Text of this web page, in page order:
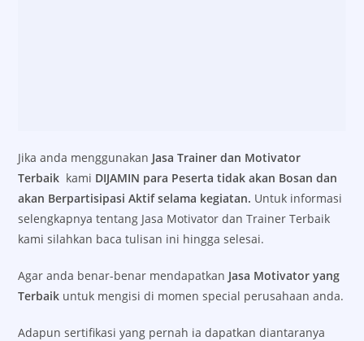
Jika anda menggunakan Jasa Trainer dan Motivator
Terbaik kami DIJAMIN para Peserta tidak akan Bosan dan
akan Berpartisipasi Aktif selama kegiatan. Untuk informasi
selengkapnya tentang Jasa Motivator dan Trainer Terbaik
kami silahkan baca tulisan ini hingga selesai.
Agar anda benar-benar mendapatkan Jasa Motivator yang
Terbaik untuk mengisi di momen special perusahaan anda.
Adapun sertifikasi yang pernah ia dapatkan diantaranya